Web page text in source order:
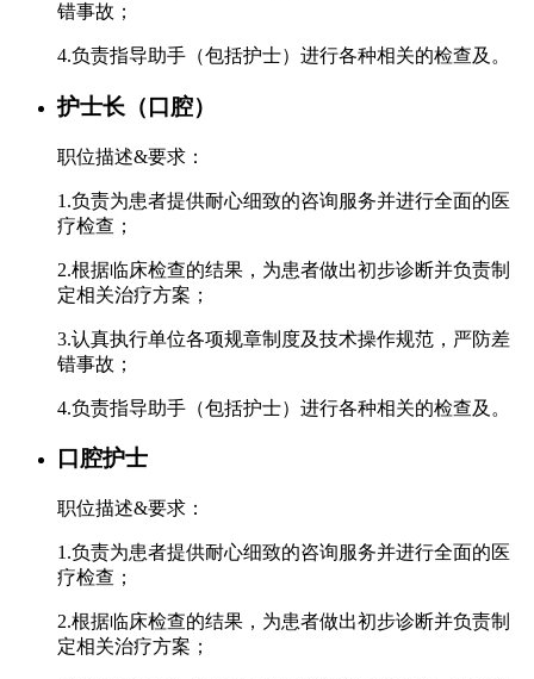
错事故；
4.负责指导助手（包括护士）进行各种相关的检查及。
护士长（口腔）
职位描述&要求：
1.负责为患者提供耐心细致的咨询服务并进行全面的医
疗检查；
2.根据临床检查的结果，为患者做出初步诊断并负责制
定相关治疗方案；
3.认真执行单位各项规章制度及技术操作规范，严防差
错事故；
4.负责指导助手（包括护士）进行各种相关的检查及。
口腔护士
职位描述&要求：
1.负责为患者提供耐心细致的咨询服务并进行全面的医
疗检查；
2.根据临床检查的结果，为患者做出初步诊断并负责制
定相关治疗方案；